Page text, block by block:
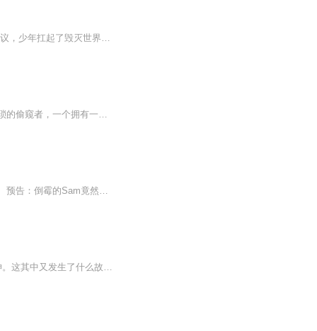
【内容简介】这是属于法师的世界，华丽的招式霸气的地位。 偶然和搭救自己的男人达成协议，少年扛起了毁灭世界虐杀神明的担子。 “活在这里比死更困难，如果你无法承受，那我们就此永别吧！” “站在血*横飞的世界面前仍微笑着的你，究竟是看不见，还是...
又见《仙道漫漫》这是只从《霸道人生》之后的从零开始修炼之路一个平凡的学生，一个猥琐的偷窥者，一个拥有一颗善良心的少年，在一次恐怖袭击中，他继承了无数精英的思想，走上了一条铁血的屠神道路……他，是一个艺术家！他，是一个数学家！他，是一个心...
《我的世界之成神之路》 作者：Sam孙臭臭 这个是新书自己写的，感谢大家的支持，谢谢。 预告：倒霉的Sam竟然因为一条奇怪的短信，被骗到了方块世界，莫名其妙的当上冤种预选创世神，别人都觉得是好事，但Sam现在不知道啊，Sam他刚一出生就莫名其妙的被僵尸...
什么是香肠派对？什么是UMP9？什么是98K？都不知道。这是讲一个小香肠，从菜肠到大神。这其中又发生了什么故事呢？请你听香肠派对成神之路！以后每天至少更新一集。微信号在引子里面的评论区！如果你喜欢可以加我们的微信。我们已经有版权了，所以禁止盗版...